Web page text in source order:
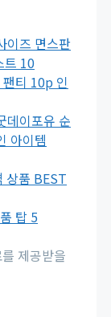
이즈 면스판
트 10
티 10p 인
데이포유 순
아이템
상품 BEST
탑 5
제공받을